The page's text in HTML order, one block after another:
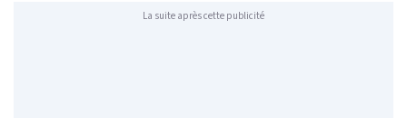
La suite après cette publicité